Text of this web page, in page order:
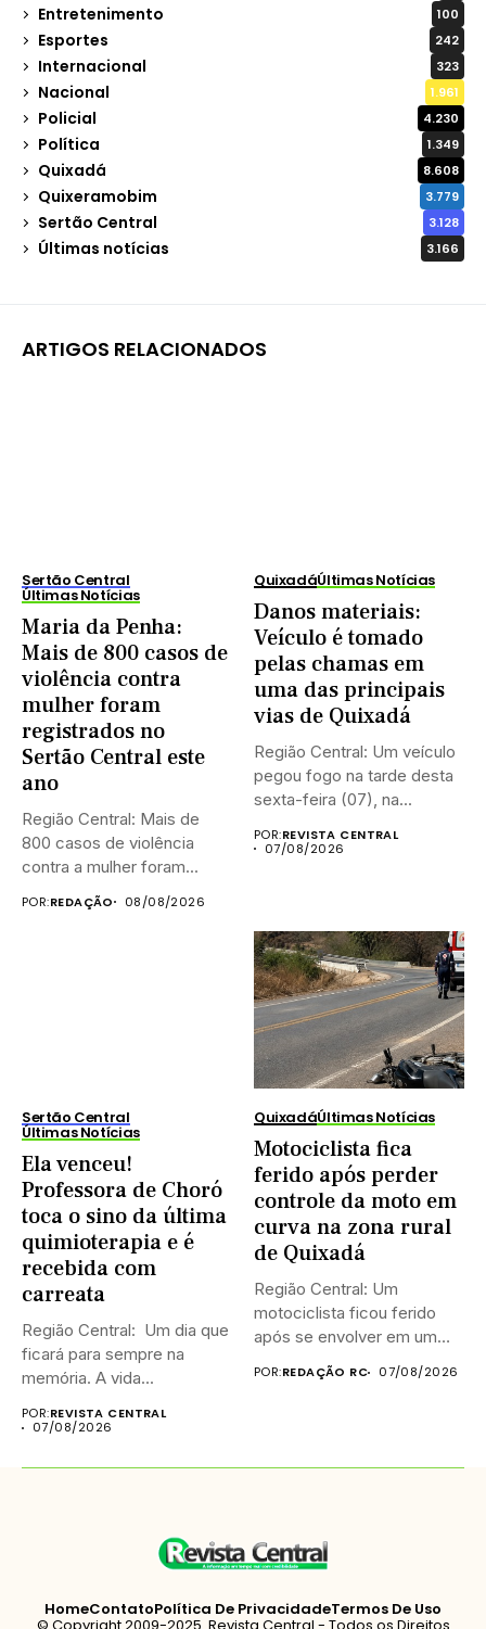
Entretenimento 100
Esportes 242
Internacional 323
Nacional 1.961
Policial 4.230
Política 1.349
Quixadá 8.608
Quixeramobim 3.779
Sertão Central 3.128
Últimas notícias 3.166
ARTIGOS RELACIONADOS
Sertão Central
Últimas Notícias
Maria da Penha:
Mais de 800 casos de
violência contra
mulher foram
registrados no
Sertão Central este
ano
Região Central: Mais de
800 casos de violência
contra a mulher foram...
POR:REDAÇÃO 08/08/2026
QuixadáÚltimas Notícias
Danos materiais:
Veículo é tomado
pelas chamas em
uma das principais
vias de Quixadá
Região Central: Um veículo
pegou fogo na tarde desta
sexta-feira (07), na...
POR:REVISTA CENTRAL
07/08/2026
Sertão Central
Últimas Notícias
Ela venceu!
Professora de Choró
toca o sino da última
quimioterapia e é
recebida com
carreata
Região Central: Um dia que
ficará para sempre na
memória. A vida...
POR:REVISTA CENTRAL
07/08/2026
QuixadáÚltimas Notícias
Motociclista fica
ferido após perder
controle da moto em
curva na zona rural
de Quixadá
Região Central: Um
motociclista ficou ferido
após se envolver em um
acidente...
POR:REDAÇÃO RC 07/08/2026
HomeContatoPolítica De PrivacidadeTermos De Uso